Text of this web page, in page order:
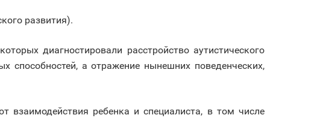
развития).
диагностировали расстройство аутистического
а отражение нынешних поведенческих,
взаимодействия ребенка и специалиста, в том числе